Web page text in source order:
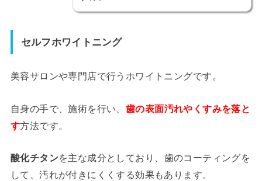
セルフホワイトニング
美容サロンや専門店で行うホワイトニングです。
自身の手で、施術を行い、 歯の表面汚れやくすみを落と
す方法です。
酸化チタンを主な成分としており、歯のコーティングを
して、汚れが付きにくくする効果もあります。